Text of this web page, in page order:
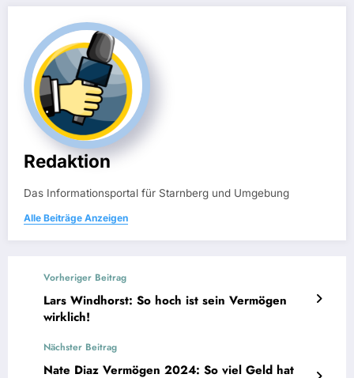
Redaktion
Das Informationsportal für Starnberg und Umgebung
Alle Beiträge Anzeigen
Vorheriger Beitrag
Lars Windhorst: So hoch ist sein Vermögen
wirklich!
Nächster Beitrag
Nate Diaz Vermögen 2024: So viel Geld hat